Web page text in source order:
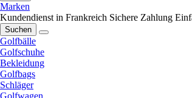
Marken
Kundendienst in Frankreich Sichere Zahlung
Suchen
Golfbälle
Golfschuhe
Bekleidung
Golfbags
Schläger
Golfwagen